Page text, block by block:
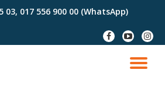
03, 017 556 900 00 (WhatsApp)
fa-
facebook
fa-
youtube-
play
fa-